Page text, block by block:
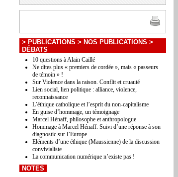
> PUBLICATIONS > NOS PUBLICATIONS >
DÉBATS
10 questions à Alain Caillé
Ne dites plus « premiers de cordée », mais « passeurs
de témoin » !
Sur Violence dans la raison. Conflit et cruauté
Lien social, lien politique : alliance, violence,
reconnaissance
L’éthique catholique et l’esprit du non-capitalisme
En guise d’hommage, un témoignage
Marcel Hénaff, philosophe et anthropologue
Hommage à Marcel Hénaff. Suivi d’une réponse à son
diagnostic sur l’Europe
Eléments d’une éthique (Maussienne) de la discussion
convivialiste
La communication numérique n’existe pas !
NOTES